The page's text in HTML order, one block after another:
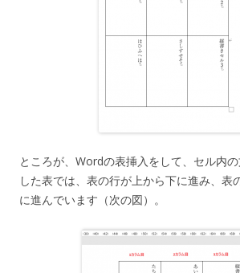
ところが、Wordの表挿入をして、セル内
した表では、表の行が上から下に進み、表
に進んでいます（次の図）。